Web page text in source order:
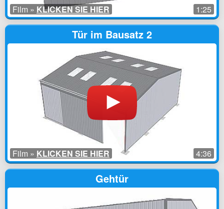
1:25
Film » KLICKEN SIE HIER
Tür im Bausatz 2
4:36
Film » KLICKEN SIE HIER
Gehtür